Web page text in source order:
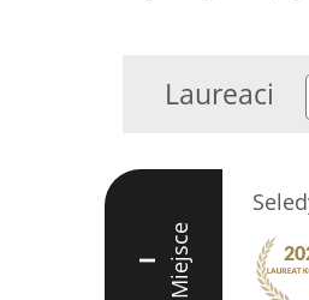
Laureaci
I Miejsce